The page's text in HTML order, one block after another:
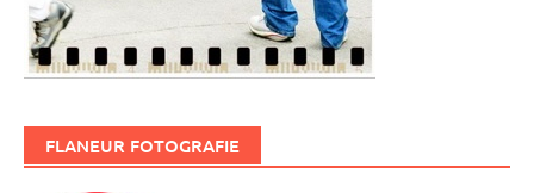
FLANEUR FOTOGRAFIE